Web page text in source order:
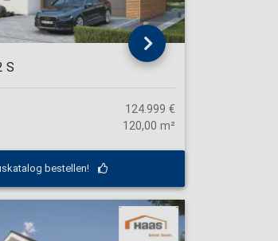
S
124.999 €
120,00 m²
bestellen!